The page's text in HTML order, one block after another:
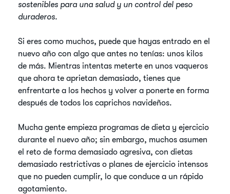
sostenibles para una salud y un control del peso
duraderos.
Si eres como muchos, puede que hayas entrado en el
nuevo año con algo que antes no tenías: unos kilos
de más. Mientras intentas meterte en unos vaqueros
que ahora te aprietan demasiado, tienes que
enfrentarte a los hechos y volver a ponerte en forma
después de todos los caprichos navideños.
Mucha gente empieza programas de dieta y ejercicio
durante el nuevo año; sin embargo, muchos asumen
el reto de forma demasiado agresiva, con dietas
demasiado restrictivas o planes de ejercicio intensos
que no pueden cumplir, lo que conduce a un rápido
agotamiento.